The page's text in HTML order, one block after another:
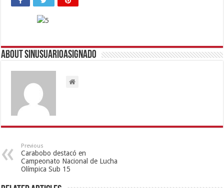
About sinusuarioasignado
Previous
Carabobo destacó en
Campeonato Nacional de Lucha
Olímpica Sub 15